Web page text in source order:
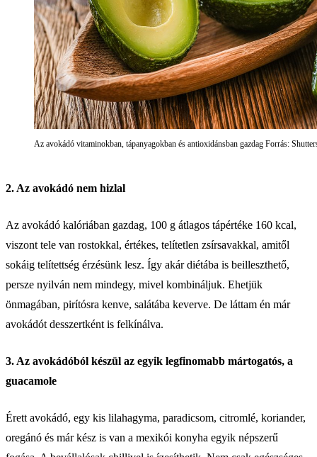
Az avokádó vitaminokban, tápanyagokban és antioxidánsban gazdag Forrás:
2. Az avokádó nem hizlal
Az avokádó kalóriában gazdag, 100 g átlagos tápértéke 160 kcal,
viszont tele van rostokkal, értékes, telítetlen zsírsavakkal, amitől
sokáig telítettség érzésünk lesz. Így akár diétába is beilleszthető,
persze nyilván nem mindegy, mivel kombináljuk. Ehetjük
önmagában, pirítósra kenve, salátába keverve. De láttam én már
avokádót desszertként is felkínálva.
3. Az avokádóból készül az egyik legfinomabb mártogatós, a
guacamole
Érett avokádó, egy kis lilahagyma, paradicsom, citromlé, koriander,
oregánó és már kész is van a mexikói konyha egyik népszerű